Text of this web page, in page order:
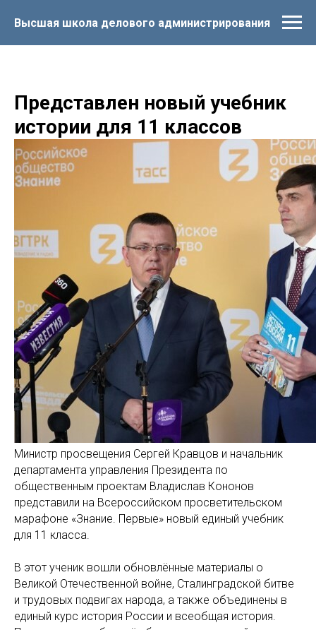
Высшая школа делового администрирования
Представлен новый учебник
истории для 11 классов
Министр просвещения Сергей Кравцов и начальник
департамента управления Президента по
общественным проектам Владислав Кононов
представили на Всероссийском просветительском
марафоне «Знание. Первые» новый единый учебник
для 11 класса.
В этот ученик вошли обновлённые материалы о
Великой Отечественной войне, Сталинградской битве
и трудовых подвигах народа, а также объединены в
единый курс история России и всеобщая история.